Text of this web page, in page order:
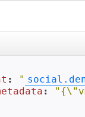
: "
: